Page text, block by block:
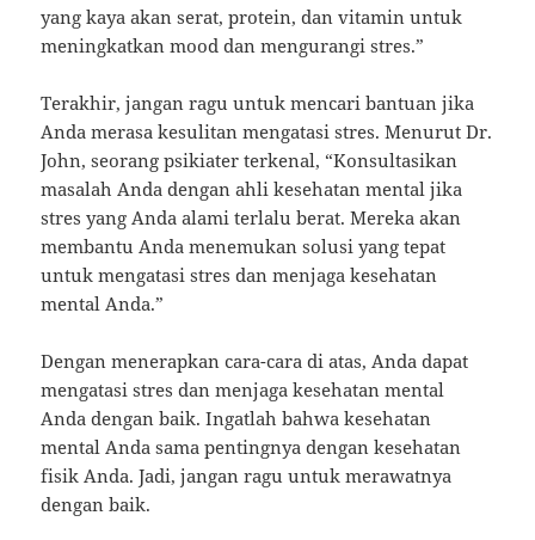
yang kaya akan serat, protein, dan vitamin untuk
meningkatkan mood dan mengurangi stres.”
Terakhir, jangan ragu untuk mencari bantuan jika
Anda merasa kesulitan mengatasi stres. Menurut Dr.
John, seorang psikiater terkenal, “Konsultasikan
masalah Anda dengan ahli kesehatan mental jika
stres yang Anda alami terlalu berat. Mereka akan
membantu Anda menemukan solusi yang tepat
untuk mengatasi stres dan menjaga kesehatan
mental Anda.”
Dengan menerapkan cara-cara di atas, Anda dapat
mengatasi stres dan menjaga kesehatan mental
Anda dengan baik. Ingatlah bahwa kesehatan
mental Anda sama pentingnya dengan kesehatan
fisik Anda. Jadi, jangan ragu untuk merawatnya
dengan baik.